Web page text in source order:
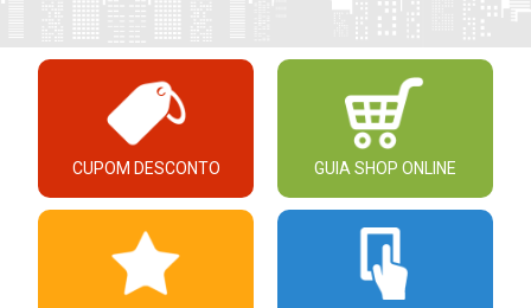
CUPOM DESCONTO GUIA SHOP ONLINE